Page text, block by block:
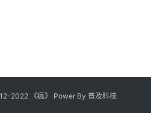
-2022《瘋》 Power By 普及科技